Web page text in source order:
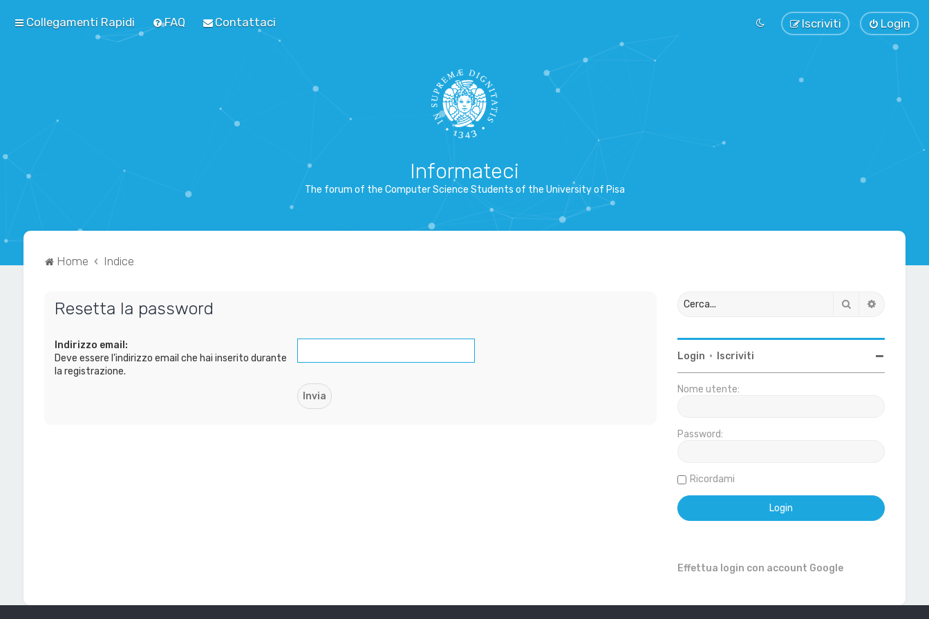
Collegamenti Rapidi FAQ Contattaci Login
Iscriviti
Informateci
The forum of the Computer Science Students of the University of Pisa
Home Indice
Resetta la password
Indirizzo email:
Deve essere l’indirizzo email che hai inserito durante
la registrazione.
Cerca
Login • Iscriviti
Nome utente:
Password:
Ricordami
Effettua login con account Google